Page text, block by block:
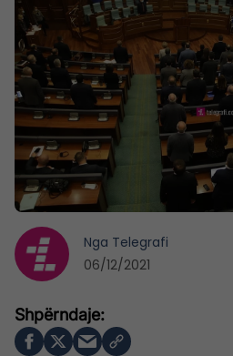
Nga Telegrafi
06/12/2021